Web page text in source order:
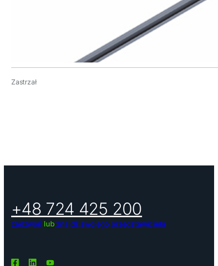
Zastrzał
+48 724 425 200
zadzwoń lub znajdź swojego przedstawiciela